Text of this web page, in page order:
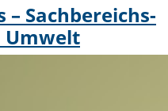
– Sachbe­reichs­
Umwelt